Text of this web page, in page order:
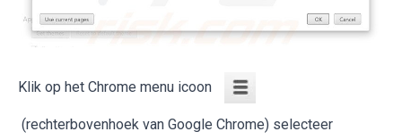
Klik op het Chrome menu icoon
(rechterbovenhoek van Google Chrome) selecteer